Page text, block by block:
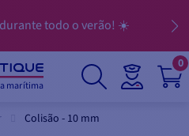
todo o verão! ☀️
marítima
0
Colisão - 10 mm